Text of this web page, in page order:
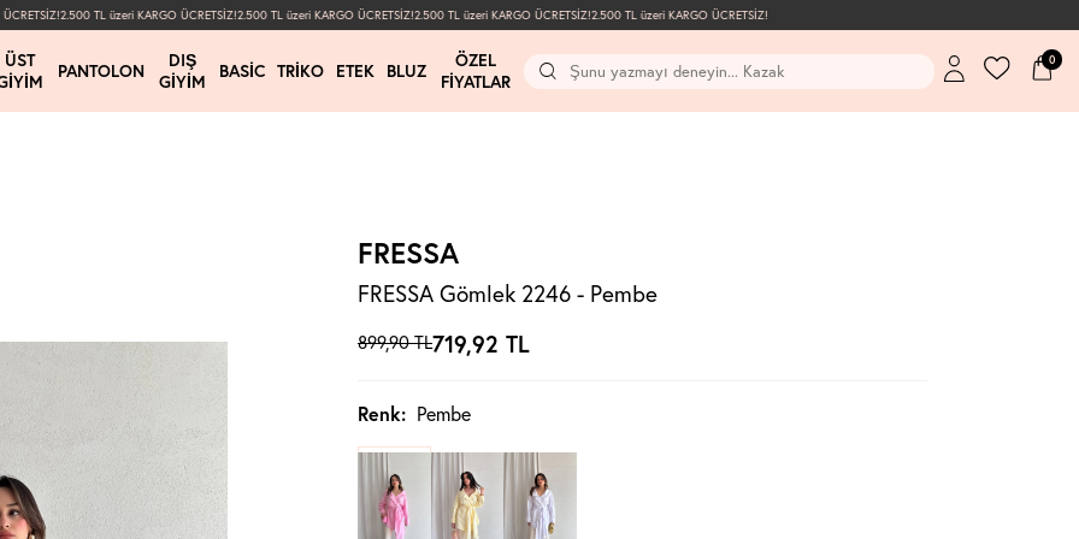
2.500 TL üzeri KARGO ÜCRETSİZ!2.500 TL üzeri KARGO ÜCRETSİZ!2.500 TL üzeri KARGO ÜCRETSİZ!2.500 TL üzeri KARGO ÜCRETSİZ!
ÜST
PANTOLON
DIŞ
GIYIM
BASIC TRIKO ETEK BLUZ
ÖZEL
FIYATLAR
0
FRESSA
FRESSA Gömlek 2246 - Pembe
899,90TL719,92 TL
Renk: Pembe